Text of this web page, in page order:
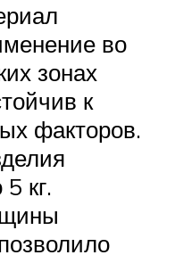
во
зонах
к
факторов.
кг.